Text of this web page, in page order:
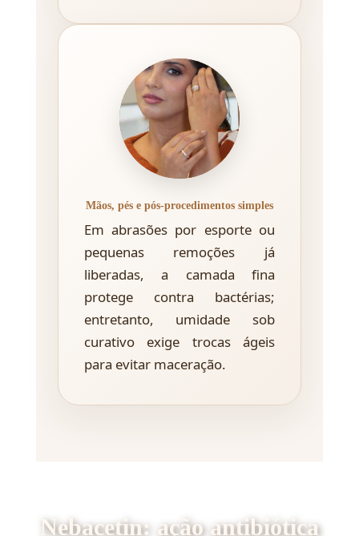
Mãos, pés e pós-procedimentos simples
Em abrasões por esporte ou
pequenas remoções já
liberadas, a camada fina
protege contra bactérias;
entretanto, umidade sob
curativo exige trocas ágeis
para evitar maceração.
Nebacetin: ação antibiótica